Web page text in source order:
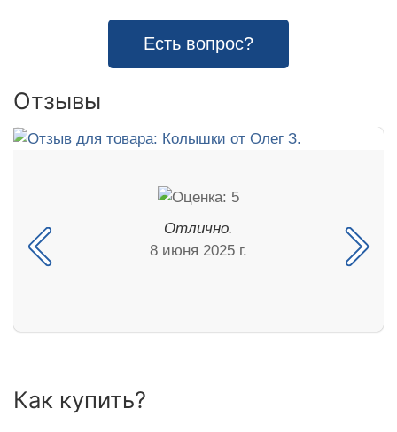
Есть вопрос?
Отзывы
Отлично.
8 июня 2025 г.
Как купить?